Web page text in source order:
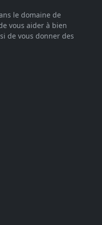
le domaine de
vous aider à bien
de vous donner des